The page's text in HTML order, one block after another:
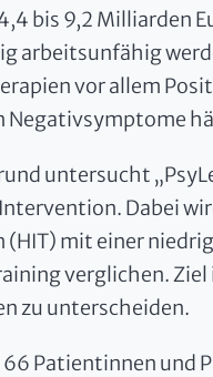
bis 9,2 Milliarden
arbeitsunfähig
vor allem
Negativsymptome
untersucht
Dabei
(HIT) mit einer
verglichen. Ziel
zu unterscheiden.
Patientinnen und